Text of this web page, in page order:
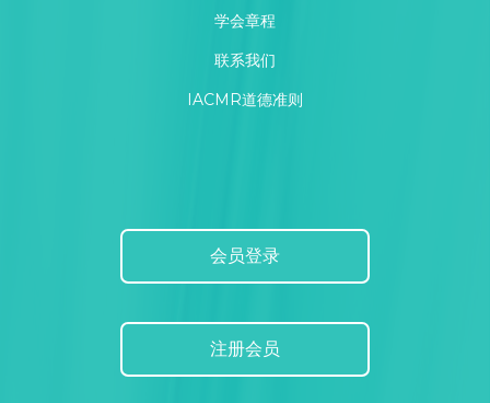
学会章程
联系我们
IACMR道德准则
会员登录
注册会员